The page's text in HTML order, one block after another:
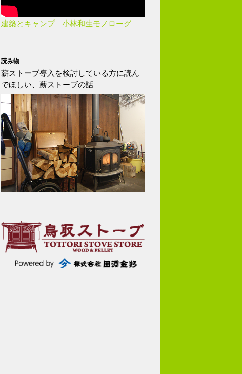
建築とキャンプ – 小林和生モノローグ
読み物
薪ストーブ導入を検討している方に読ん
でほしい、薪ストーブの話